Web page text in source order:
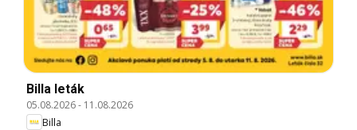
Billa leták
05.08.2026- 11.08.2026
Billa